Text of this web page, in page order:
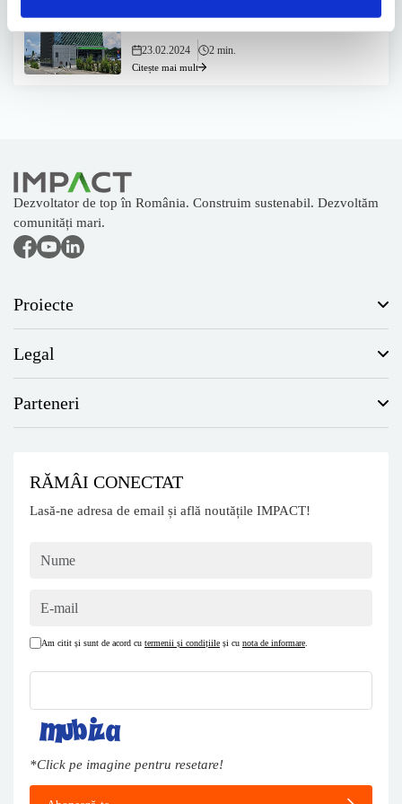
23.02.2024 2 min.
Citește mai mult
Dezvoltator de top în România. Construim sustenabil. Dezvoltăm
comunități mari.
Proiecte
Legal
Parteneri
RĂMÂI CONECTAT
Lasă-ne adresa de email și află noutățile IMPACT!
Am citit și sunt de acord cu termenii și condițiile și cu nota de informare
*Click pe imagine pentru resetare!